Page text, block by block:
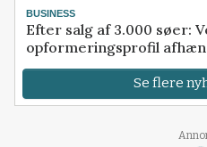
BUSINESS
Efter salg af 3.000 søer:
opformeringsprofil
Se flere